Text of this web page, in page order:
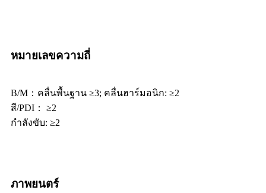
หมายเลขความถี่
B/M：คลื่นพื้นฐาน ≥3; คลื่นฮาร์มอนิก: ≥2
สี/PDI： ≥2
กำลังขับ: ≥2
ภาพยนตร์